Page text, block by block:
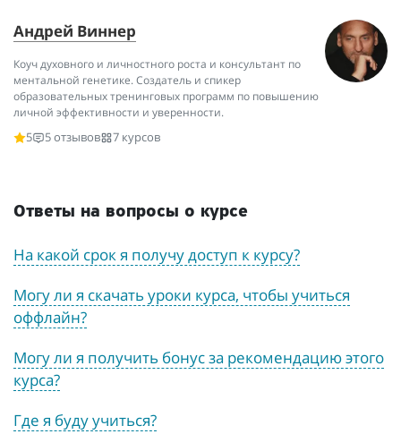
Андрей Виннер
Коуч духовного и личностного роста и консультант по
ментальной генетике. Создатель и спикер
образовательных тренинговых программ по повышению
личной эффективности и уверенности.
5
5 отзывов 7 курсов
Ответы на вопросы о курсе
На какой срок я получу доступ к курсу?
Могу ли я скачать уроки курса, чтобы учиться
оффлайн?
Могу ли я получить бонус за рекомендацию этого
курса?
Где я буду учиться?